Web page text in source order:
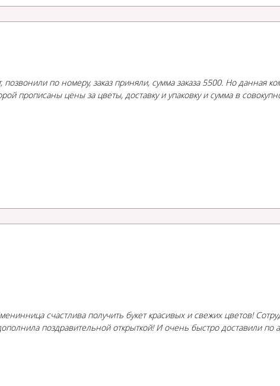
позвонили по номеру, заказ приняли, сумма заказа 5500. Но данная
прописаны цены за цветы, доставку и упаковку и сумма в
счастлива получить букет красивых и свежих цветов!
дополнила поздравительной открыткой! И очень быстро доставили